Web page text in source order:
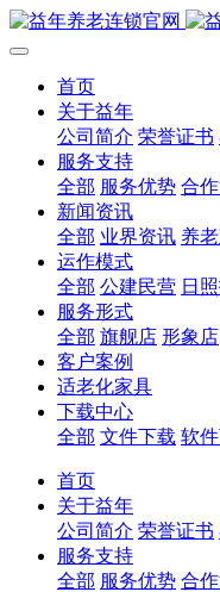
首页
关于益年
公司简介 荣誉证书
服务支持
全部 服务优势 合
新闻资讯
全部 业界资讯 养
运作模式
全部 公建民营 日
服务形式
全部 旗舰店 形象店
客户案例
适老化家具
下载中心
全部 文件下载 软
首页
关于益年
公司简介 荣誉证书
服务支持
全部 服务优势 合